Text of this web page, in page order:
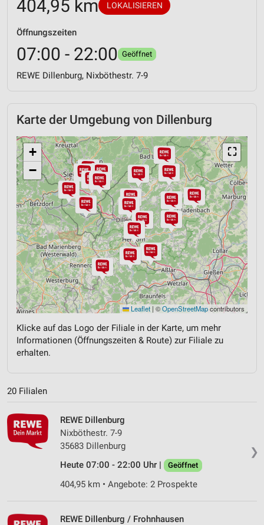
404,95 km LOKALISIEREN
Öffnungszeiten
07:00 - 22:00 Geöffnet
REWE Dillenburg, Nixböthestr. 7-9
Karte der Umgebung von Dillenburg
⛶
+
−
Leaflet | ©OpenStreetMapcontributors
Klicke auf das Logo der Filiale in der Karte, um mehr
Informationen (Öffnungszeiten & Route) zur Filiale zu
erhalten.
20 Filialen
❯
REWE Dillenburg
Nixböthestr. 7-9
35683 Dillenburg
Heute 07:00 - 22:00 Uhr |
Geöffnet
404,95 km • Angebote: 2 Prospekte
REWE Dillenburg / Frohnhausen